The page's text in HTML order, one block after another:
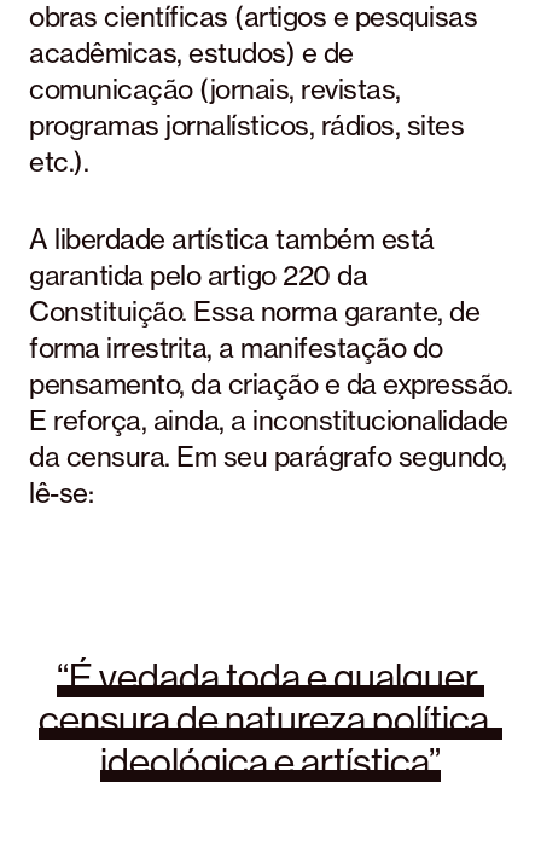
obras científicas (artigos e pesquisas
acadêmicas, estudos) e de
comunicação (jornais, revistas,
programas jornalísticos, rádios, sites
etc.).
A liberdade artística também está
garantida pelo artigo 220 da
Constituição. Essa norma garante, de
forma irrestrita, a manifestação do
pensamento, da criação e da expressão.
E reforça, ainda, a inconstitucionalidade
da censura. Em seu parágrafo segundo,
lê-se:
“É vedada toda e qualquer
censura de natureza política,
ideológica e artística”